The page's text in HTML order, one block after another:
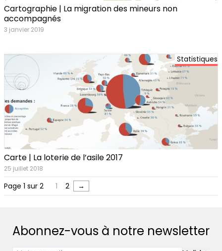
Cartographie | La migration des mineurs non
accompagnés
3 janvier 2019
Statistiques
Carte | La loterie de l’asile 2017
25 juillet 2018
Page 1 sur 2 1 2 →
Abonnez-vous à notre newsletter